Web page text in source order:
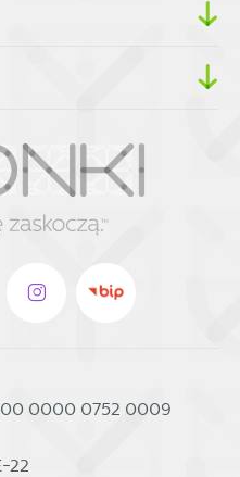
0000 0752 0009
22